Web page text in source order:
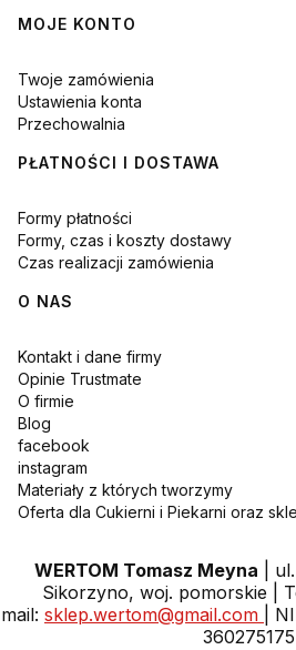
MOJE KONTO
Twoje zamówienia
Ustawienia konta
Przechowalnia
PŁATNOŚCI I DOSTAWA
Formy płatności
Formy, czas i koszty dostawy
Czas realizacji zamówienia
O NAS
Kontakt i dane firmy
Opinie Trustmate
O firmie
Blog
facebook
instagram
Materiały z których tworzymy
Oferta dla Cukierni i Piekarni oraz
WERTOM Tomasz Meyna |
Sikorzyno, woj. pomorskie |
mail: sklep.wertom@gmail.com
|
360275175